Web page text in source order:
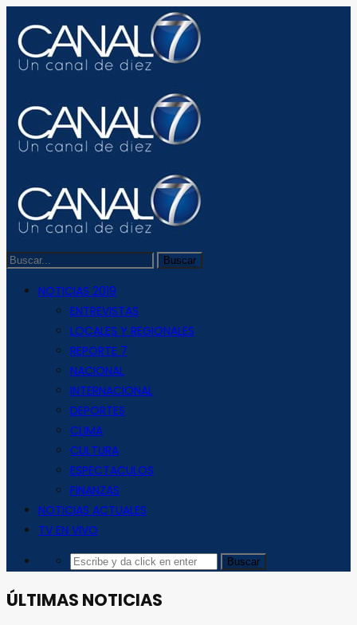
NOTICIAS 2019
ENTREVISTAS
LOCALES Y REGIONALES
REPORTE 7
NACIONAL
INTERNACIONAL
DEPORTES
CLIMA
CULTURA
ESPECTACULOS
FINANZAS
NOTICIAS ACTUALES
TV EN VIVO
ÚLTIMAS NOTICIAS